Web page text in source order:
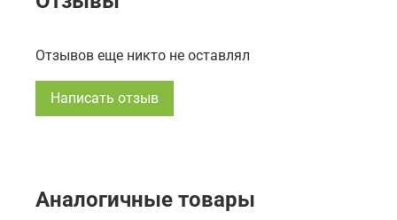
Отзывов еще никто не оставлял
Написать отзыв
Аналогичные товары